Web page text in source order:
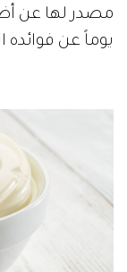
مصدر لها عن
يوماً عن فوائده